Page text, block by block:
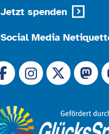
Jetzt spenden
Social Media
Link zu X